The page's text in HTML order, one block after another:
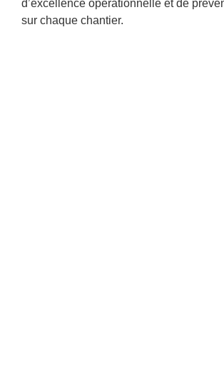
d’excellence opérationnelle et de
sur chaque chantier.